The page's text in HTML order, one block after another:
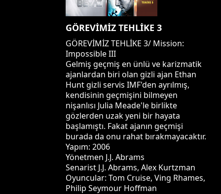
GÖREVİMİZ TEHLİKE 3
GÖREVİMİZ TEHLİKE 3/ Mission:
Impossible III
Gelmiş geçmiş en ünlü ve karizmatik
ajanlardan biri olan gizli ajan Ethan
Hunt gizli servis IMF'den ayrılmış,
kendisinin geçmişini bilmeyen
nişanlısı Julia Meade'le birlikte
gözlerden uzak yeni bir hayata
başlamıştı. Fakat ajanın geçmişi
burada da onu rahat bırakmayacaktır.
Yapım: 2006
Yönetmen J.J. Abrams
Senarist J.J. Abrams, Alex Kurtzman
Oyuncular: Tom Cruise, Ving Rhames,
Philip Seymour Hoffman